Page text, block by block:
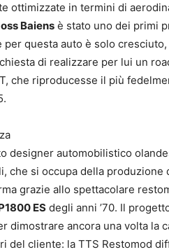
ottimizzate in termini di
Baiens è stato uno dei primi
per questa auto è solo
di realizzare per lui un
che riproducesse il più
designer automobilistico
che si occupa della
grazie allo spettacolare
ES degli anni ’70. Il
dimostrare ancora una volta la
del cliente: la TTS Restomod